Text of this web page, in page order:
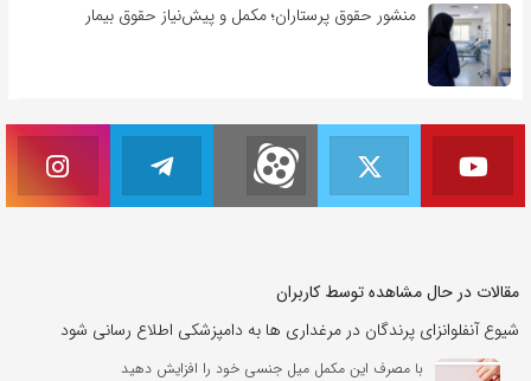
منشور حقوق پرستاران؛ مکمل و پیش‌نیاز حقوق بیمار
مقالات در حال مشاهده توسط کاربران
شیوع آنفلوانزای پرندگان در مرغداری ها به دامپزشکی اطلاع رسانی شود
با مصرف این مکمل میل جنسی خود را افزایش دهید